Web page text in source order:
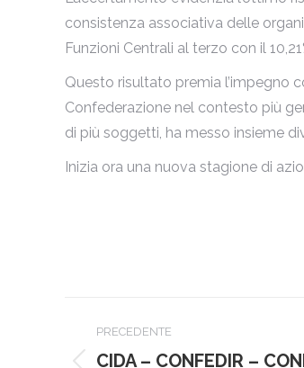
consistenza associativa delle
Funzioni Centrali al terzo con il
Questo risultato premia l’impegno
Confederazione nel contesto più
di più soggetti, ha messo insieme
Inizia ora una nuova stagione di
tra
PRECEDENTE
CIDA – CONFEDIR –